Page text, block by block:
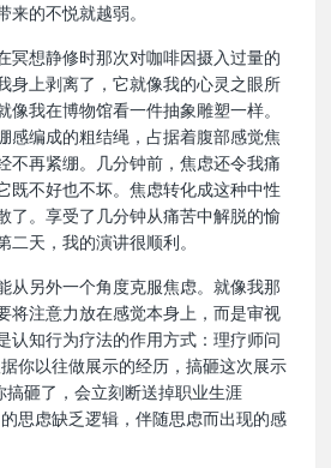
的不悦就越弱。
冥想静修时那次对咖啡因摄入过量的
身上剥离了，它就像我的心灵之眼所
我在博物馆看一件抽象雕塑一样。
感编成的粗结绳，占据着腹部感觉焦
不再紧绷。几分钟前，焦虑还令我痛
既不好也不坏。焦虑转化成这种中性
了。享受了几分钟从痛苦中解脱的愉
天，我的演讲很顺利。
从另外一个角度克服焦虑。就像我那
将注意力放在感觉本身上，而是审视
认知行为疗法的作用方式：理疗师问
你以往做展示的经历，搞砸这次展示
搞砸了，会立刻断送掉职业生涯
思虑缺乏逻辑，伴随思虑而出现的感